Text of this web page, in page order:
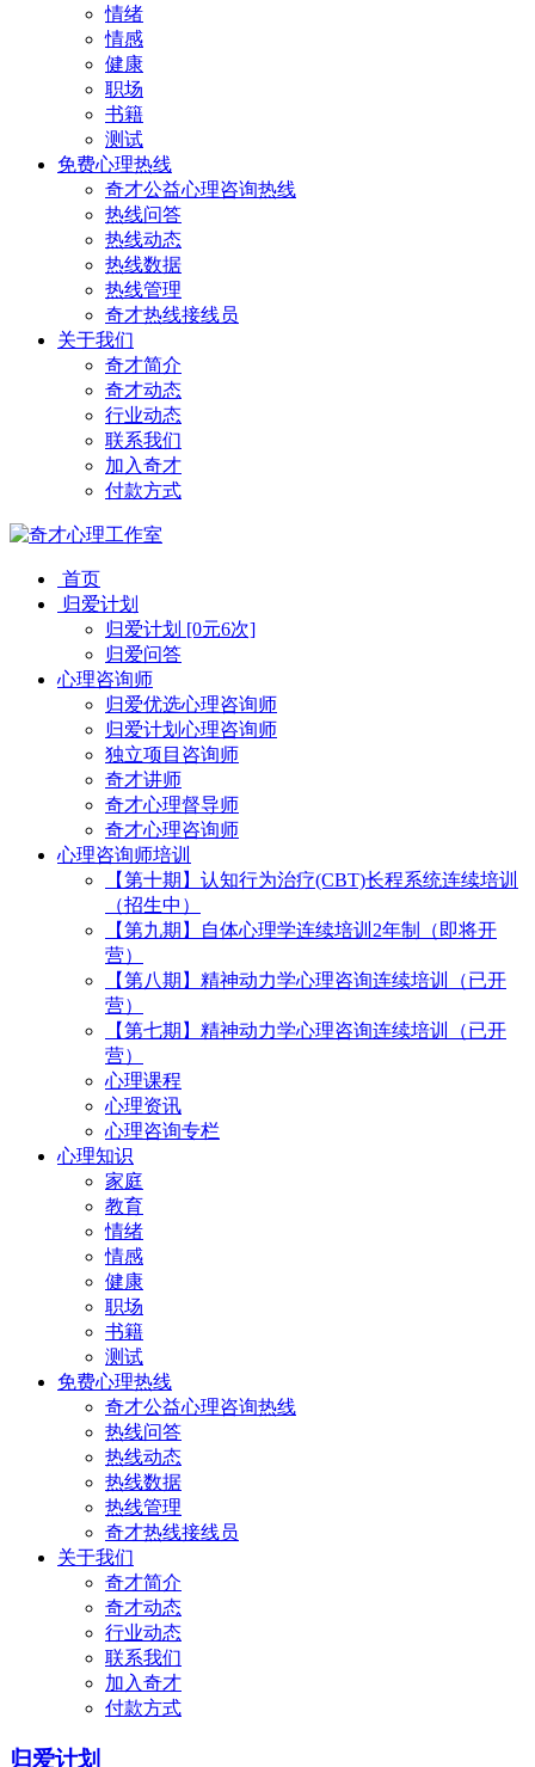
情绪
情感
健康
职场
书籍
测试
免费心理热线
奇才公益心理咨询热线
热线问答
热线动态
热线数据
热线管理
奇才热线接线员
关于我们
奇才简介
奇才动态
行业动态
联系我们
加入奇才
付款方式
首页
归爱计划
归爱计划 [0元6次]
归爱问答
心理咨询师
归爱优选心理咨询师
归爱计划心理咨询师
独立项目咨询师
奇才讲师
奇才心理督导师
奇才心理咨询师
心理咨询师培训
【第十期】认知行为治疗(CBT)长程系统连续培训
（招生中）
【第九期】自体心理学连续培训2年制（即将开
营）
【第八期】精神动力学心理咨询连续培训（已开
营）
【第七期】精神动力学心理咨询连续培训（已开
营）
心理课程
心理资讯
心理咨询专栏
心理知识
家庭
教育
情绪
情感
健康
职场
书籍
测试
免费心理热线
奇才公益心理咨询热线
热线问答
热线动态
热线数据
热线管理
奇才热线接线员
关于我们
奇才简介
奇才动态
行业动态
联系我们
加入奇才
付款方式
归爱计划